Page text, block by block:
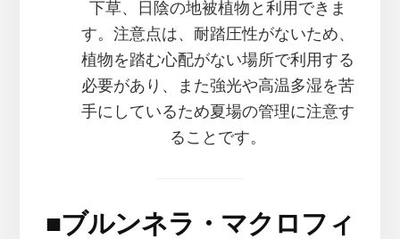
下草、日陰の地被植物と利用できま
す。注意点は、耐踏圧性がないため、
植物を踏む心配がない場所で利用する
必要があり、また強光や高温多湿を苦
手にしているため夏場の管理に注意す
ることです。
■ブルンネラ・マクロフィ